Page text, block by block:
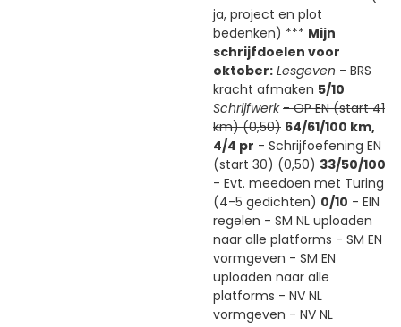
ja, project en plot
bedenken) *** Mijn
schrijfdoelen voor
oktober: Lesgeven - BRS
kracht afmaken 5/10
Schrijfwerk - OP EN (start 41
km) (0,50) 64/61/100 km,
4/4 pr - Schrijfoefening EN
(start 30) (0,50) 33/50/100
- Evt. meedoen met Turing
(4-5 gedichten) 0/10 - EIN
regelen - SM NL uploaden
naar alle platforms - SM EN
vormgeven - SM EN
uploaden naar alle
platforms - NV NL
vormgeven - NV NL